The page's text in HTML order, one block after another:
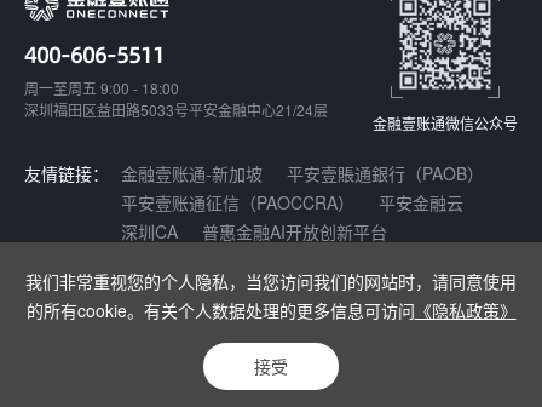
我们非常重视您的个人隐私，当您访问我们的网站时，请同意使用
的所有cookie。有关个人数据处理的更多信息可访问 《隐私政策》
接受
400-606-5511
周一至周五 9:00 - 18:00
深圳福田区益田路5033号平安金融中心21/24层
金融壹账通微信公众号
友情链接： 金融壹账通-新加坡
平安壹賬通銀行（PAOB）
平安壹账通征信（PAOCCRA）
平安金融云
深圳CA
普惠金融AI开放创新平台
Copyright © 2021-2025 深圳壹账通智能科技有限公司 |增值电信业务经营
许可证：粤B2-20180141 |粤ICP备17140175号|粤公网安备
网站地图